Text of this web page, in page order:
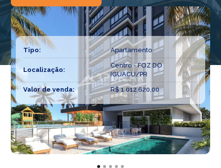
Tipo: Apartamento
Localização:
Centro - FOZ DO
IGUACU/PR
Valor de venda: R$ 1.012.620,00